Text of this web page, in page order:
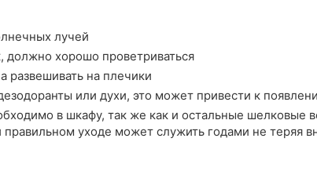
лучей
должно хорошо проветриваться
развешивать на плечики
или духи, это может привести к
в шкафу, так же как и остальные шелковые
уходе может служить годами не теряя